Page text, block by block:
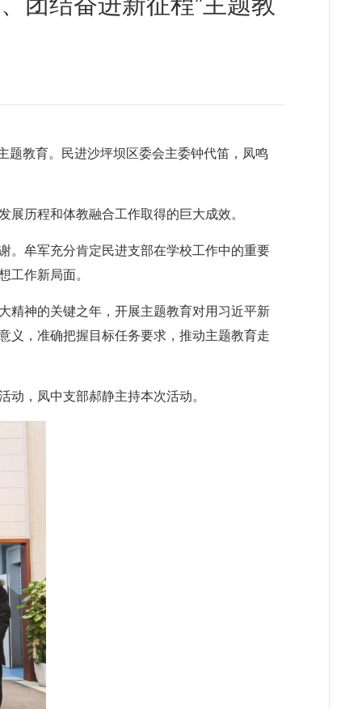
题教育。民进沙坪坝区委会主委钟代笛，凤鸣
历程和体教融合工作取得的巨大成效。
。牟军充分肯定民进支部在学校工作中的重要
工作新局面。
精神的关键之年，开展主题教育对用习近平新
义，准确把握目标任务要求，推动主题教育走
，凤中支部郝静主持本次活动。